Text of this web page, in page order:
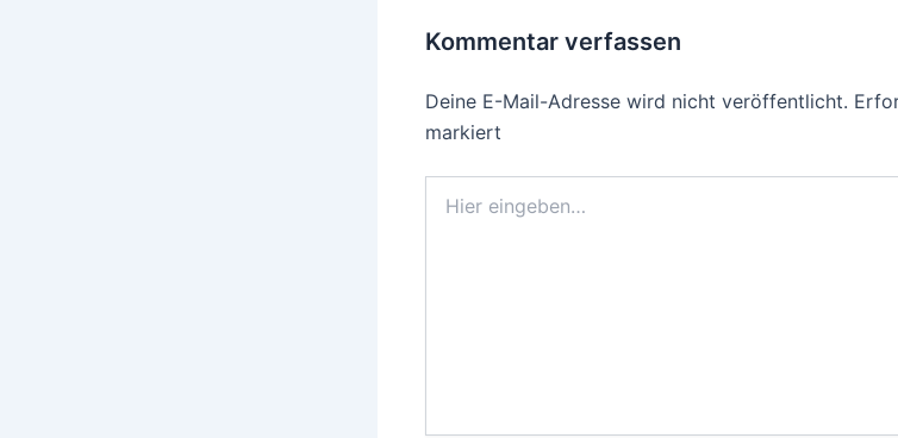
Kommentar verfassen
Deine E-Mail-Adresse wird nicht veröffentlicht.
markiert
eingeben…